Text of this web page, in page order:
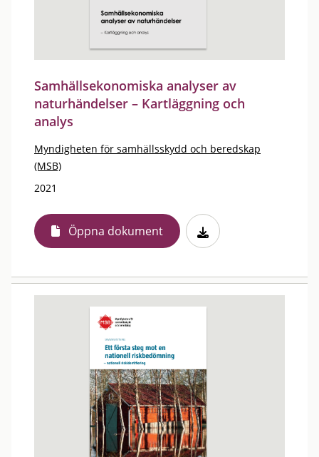
Samhällsekonomiska analyser av
naturhändelser – Kartläggning och
analys
Myndigheten för samhällsskydd och beredskap
(MSB)
2021
Öppna dokument